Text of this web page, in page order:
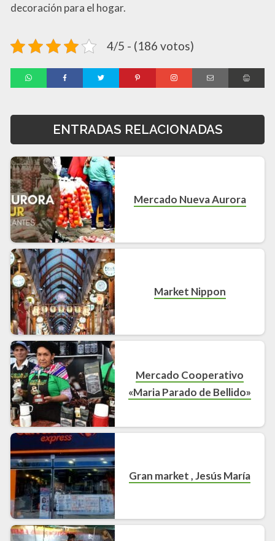
decoración para el hogar.
4/5 - (186 votos)
ENTRADAS RELACIONADAS
Mercado Nueva Aurora
Market Nippon
Mercado Cooperativo
«Maria Parado de Bellido»
Gran market , Jesús María